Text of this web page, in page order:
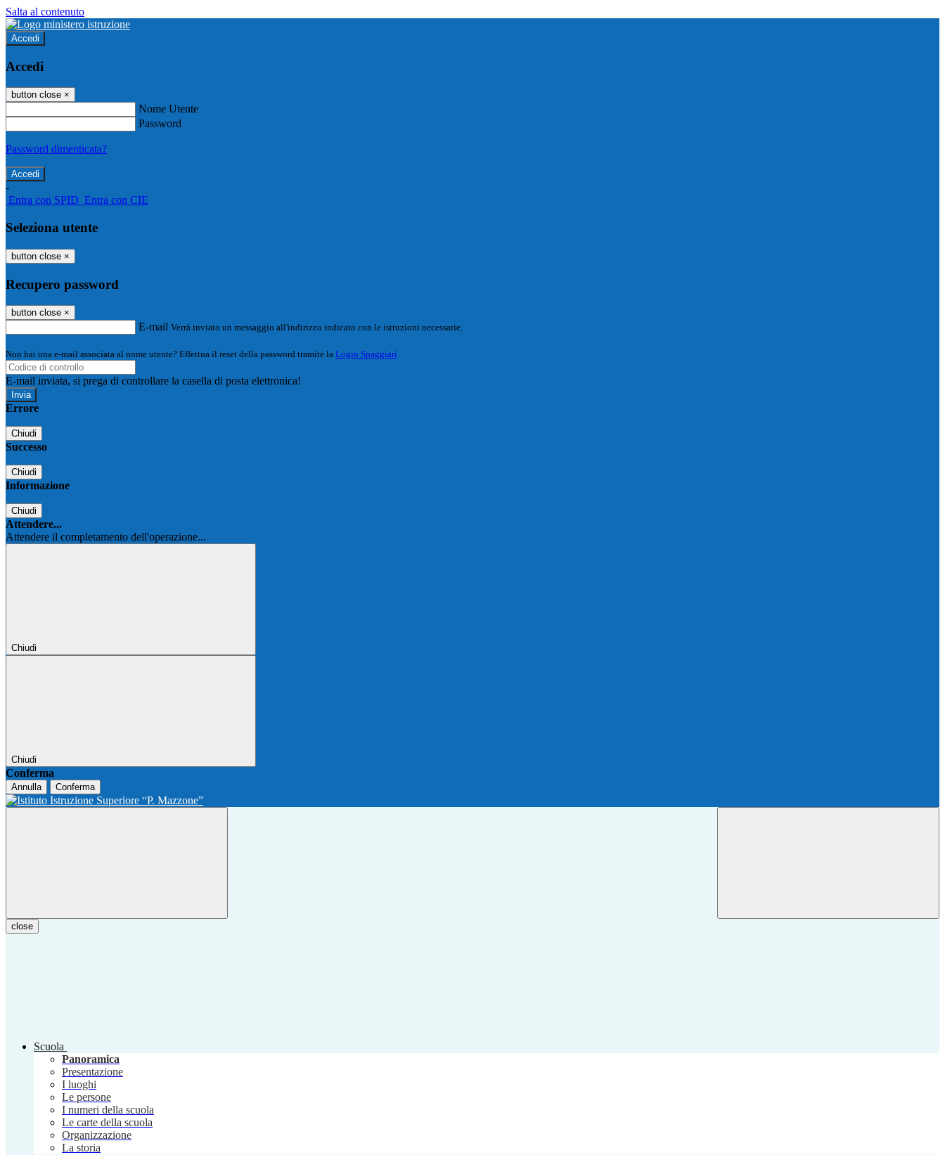
Salta al contenuto
Accedi
Accedi
button close ×
Nome Utente
Password
Password dimenticata?
-
Entra con SPID Entra con CIE
Seleziona utente
button close ×
Recupero password
button close ×
E-mail Verrà inviato un messaggio all'indirizzo indicato con le istruzioni necessarie.
Non hai una e-mail associata al nome utente? Effettua il reset della password tramite la Login Spaggiari
E-mail inviata, si prega di controllare la casella di posta elettronica!
Errore
Chiudi
Successo
Chiudi
Informazione
Chiudi
Attendere...
Attendere il completamento dell'operazione...
Chiudi
Chiudi
Conferma
Annulla Conferma
close
Scuola
Panoramica
Presentazione
I luoghi
Le persone
I numeri della scuola
Le carte della scuola
Organizzazione
La storia